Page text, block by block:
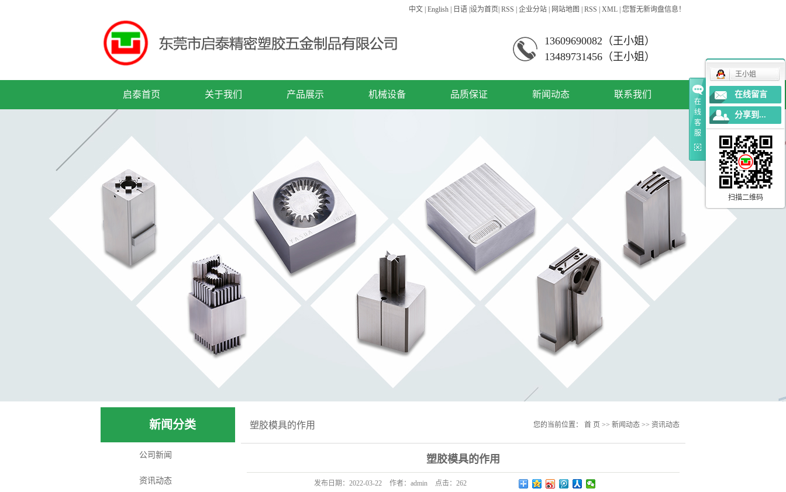
中文 English 日语 设为首页 RSS 企业分站 网站地图 RSS XML 您暂无新询盘信息！
13609690082（王小姐）
13489731456（王小姐）
启泰首页 关于我们 产品展示
精密模具
注塑产品
连接器
其他类型
机械设备 品质保证 新闻动态 联系我们
新闻分类
公司新闻
资讯动态
塑胶模具的作用 您的当前位置： 首 页 >> 新闻动态 >> 资讯动态
塑胶模具的作用
发布日期： 2022-03-22 作者： admin 点击： 262
在
线
客
服
王小姐
在线留言
分享到...
扫描二维码